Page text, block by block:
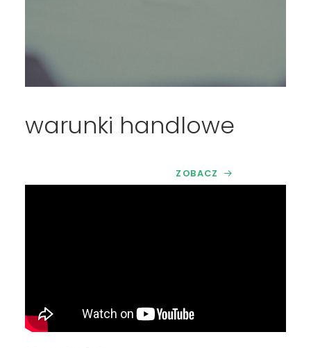
warunki handlowe
ZOBACZ